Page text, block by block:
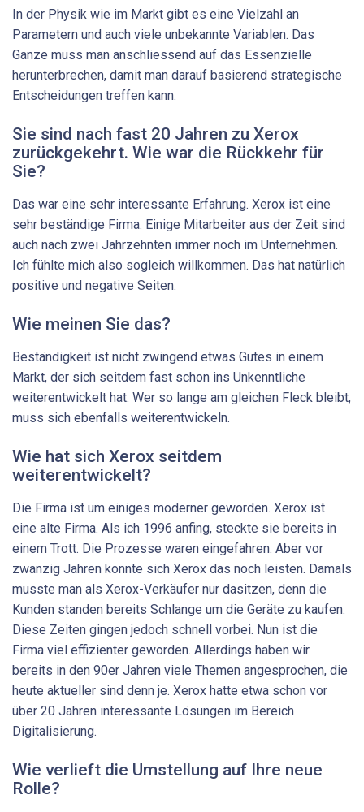
In der Physik wie im Markt gibt es eine Vielzahl an
Parametern und auch viele unbekannte Variablen. Das
Ganze muss man anschliessend auf das Essenzielle
herunterbrechen, damit man darauf basierend strategische
Entscheidungen treffen kann.
Sie sind nach fast 20 Jahren zu Xerox
zurückgekehrt. Wie war die Rückkehr für
Sie?
Das war eine sehr interessante Erfahrung. Xerox ist eine
sehr beständige Firma. Einige Mitarbeiter aus der Zeit sind
auch nach zwei Jahrzehnten immer noch im Unternehmen.
Ich fühlte mich also sogleich willkommen. Das hat natürlich
positive und negative Seiten.
Wie meinen Sie das?
Beständigkeit ist nicht zwingend etwas Gutes in einem
Markt, der sich seitdem fast schon ins Unkenntliche
weiterentwickelt hat. Wer so lange am gleichen Fleck bleibt,
muss sich ebenfalls weiterentwickeln.
Wie hat sich Xerox seitdem
weiterentwickelt?
Die Firma ist um einiges moderner geworden. Xerox ist
eine alte Firma. Als ich 1996 anfing, steckte sie bereits in
einem Trott. Die Prozesse waren eingefahren. Aber vor
zwanzig Jahren konnte sich Xerox das noch leisten. Damals
musste man als Xerox-Verkäufer nur dasitzen, denn die
Kunden standen bereits Schlange um die Geräte zu kaufen.
Diese Zeiten gingen jedoch schnell vorbei. Nun ist die
Firma viel effizienter geworden. Allerdings haben wir
bereits in den 90er Jahren viele Themen angesprochen, die
heute aktueller sind denn je. Xerox hatte etwa schon vor
über 20 Jahren interessante Lösungen im Bereich
Digitalisierung.
Wie verlieft die Umstellung auf Ihre neue
Rolle?